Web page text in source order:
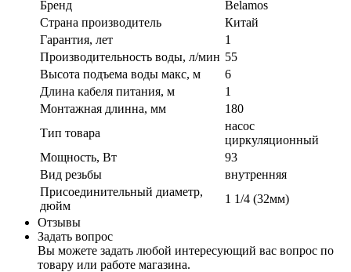
Бренд
Belamos
Страна производитель
Китай
Гарантия, лет
1
Производительность воды, л/мин 55
Высота подъема воды макс, м
6
Длина кабеля питания, м
1
Монтажная длинна, мм
180
Тип товара
насос
циркуляционный
Мощность, Вт
93
Вид резьбы
внутренняя
Присоединительный диаметр,
дюйм
1 1/4 (32мм)
Отзывы
Задать вопрос
Вы можете задать любой интересующий вас вопрос по
товару или работе магазина.